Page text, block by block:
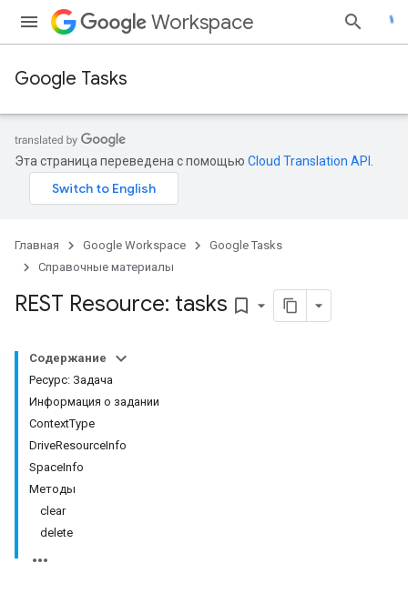
Workspace
Google Tasks
Эта страница переведена с помощью Cloud Translation API
Главная Google Workspace
Google Tasks
Справочные материалы
REST Resource: tasks bookmark_border
Содержание
Ресурс: Задача
Информация о задании
ContextType
DriveResourceInfo
SpaceInfo
Методы
clear
delete